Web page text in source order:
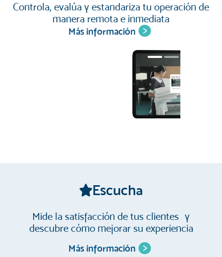
Controla, evalúa y estandariza tu operación de
manera remota e inmediata
Más información
Escucha
Mide la satisfacción de tus clientes y
descubre cómo mejorar su experiencia
Más información